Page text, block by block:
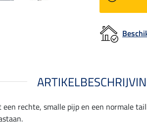
rechte, smalle pijp en een normale